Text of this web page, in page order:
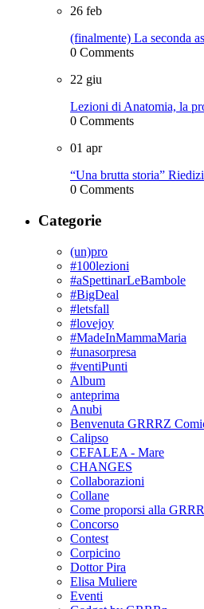
26 feb
(finalmente) La seconda
0 Comments
22 giu
Lezioni di Anatomia, la
0 Comments
01 apr
“Una brutta storia”
0 Comments
Categorie
(un)pro
#100lezioni
#aSpettinarLeBambole
#BigDeal
#letsfall
#lovejoy
#MadeInMammaMaria
#unasorpresa
#ventiPunti
Album
anteprima
Anubi
Benvenuta GRRRZ
Calipso
CEFALEA - Mare
CHANGES
Collaborazioni
Collane
Come proporsi alla
Concorso
Contest
Corpicino
Dottor Pira
Elisa Muliere
Eventi